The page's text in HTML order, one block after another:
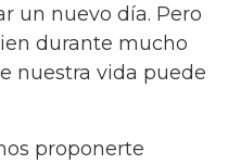
un nuevo día. Pero
durante mucho
nuestra vida puede
proponerte